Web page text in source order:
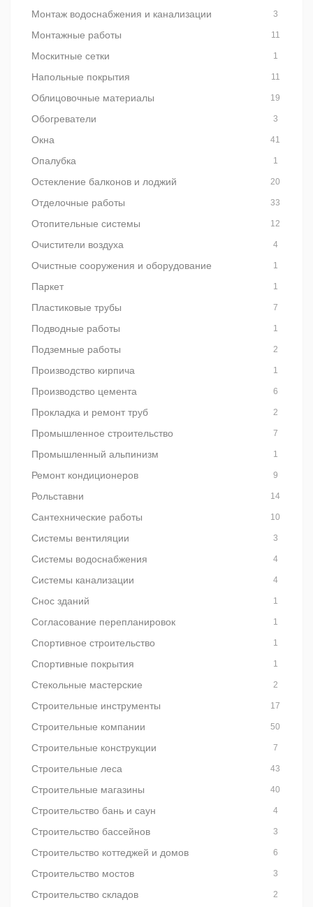
Монтаж водоснабжения и канализации 3
Монтажные работы 11
Москитные сетки 1
Напольные покрытия 11
Облицовочные материалы 19
Обогреватели 3
Окна 41
Опалубка 1
Остекление балконов и лоджий 20
Отделочные работы 33
Отопительные системы 12
Очистители воздуха 4
Очистные сооружения и оборудование 1
Паркет 1
Пластиковые трубы 7
Подводные работы 1
Подземные работы 2
Производство кирпича 1
Производство цемента 6
Прокладка и ремонт труб 2
Промышленное строительство 7
Промышленный альпинизм 1
Ремонт кондиционеров 9
Рольставни 14
Сантехнические работы 10
Системы вентиляции 3
Системы водоснабжения 4
Системы канализации 4
Снос зданий 1
Согласование перепланировок 1
Спортивное строительство 1
Спортивные покрытия 1
Стекольные мастерские 2
Строительные инструменты 17
Строительные компании 50
Строительные конструкции 7
Строительные леса 43
Строительные магазины 40
Строительство бань и саун 4
Строительство бассейнов 3
Строительство коттеджей и домов 6
Строительство мостов 3
Строительство складов 2